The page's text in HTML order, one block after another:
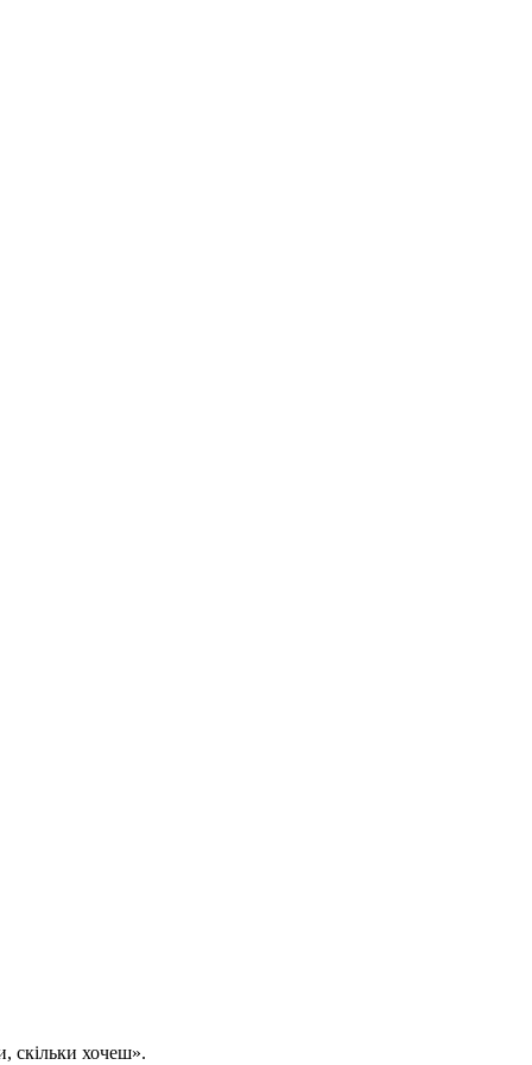
скільки хочеш».